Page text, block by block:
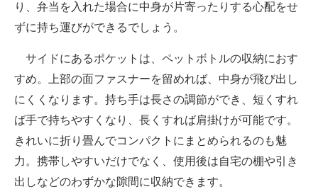
り、弁当を入れた場合に中身が片寄ったりする心配をせ
ずに持ち運びができるでしょう。
サイドにあるポケットは、ペットボトルの収納におす
すめ。上部の面ファスナーを留めれば、中身が飛び出し
にくくなります。持ち手は長さの調節ができ、短くすれ
ば手で持ちやすくなり、長くすれば肩掛けが可能です。
きれいに折り畳んでコンパクトにまとめられるのも魅
力。携帯しやすいだけでなく、使用後は自宅の棚や引き
出しなどのわずかな隙間に収納できます。